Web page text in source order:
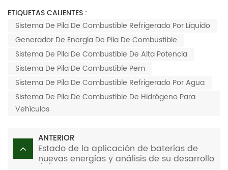
ETIQUETAS CALIENTES :
Sistema De Pila De Combustible Refrigerado Por Líquido
Generador De Energía De Pila De Combustible
Sistema De Pila De Combustible De Alta Potencia
Sistema De Pila De Combustible Pem
Sistema De Pila De Combustible Refrigerado Por Agua
Sistema De Pila De Combustible De Hidrógeno Para
Vehículos
ANTERIOR
Estado de la aplicación de baterías de
nuevas energías y análisis de su desarrollo